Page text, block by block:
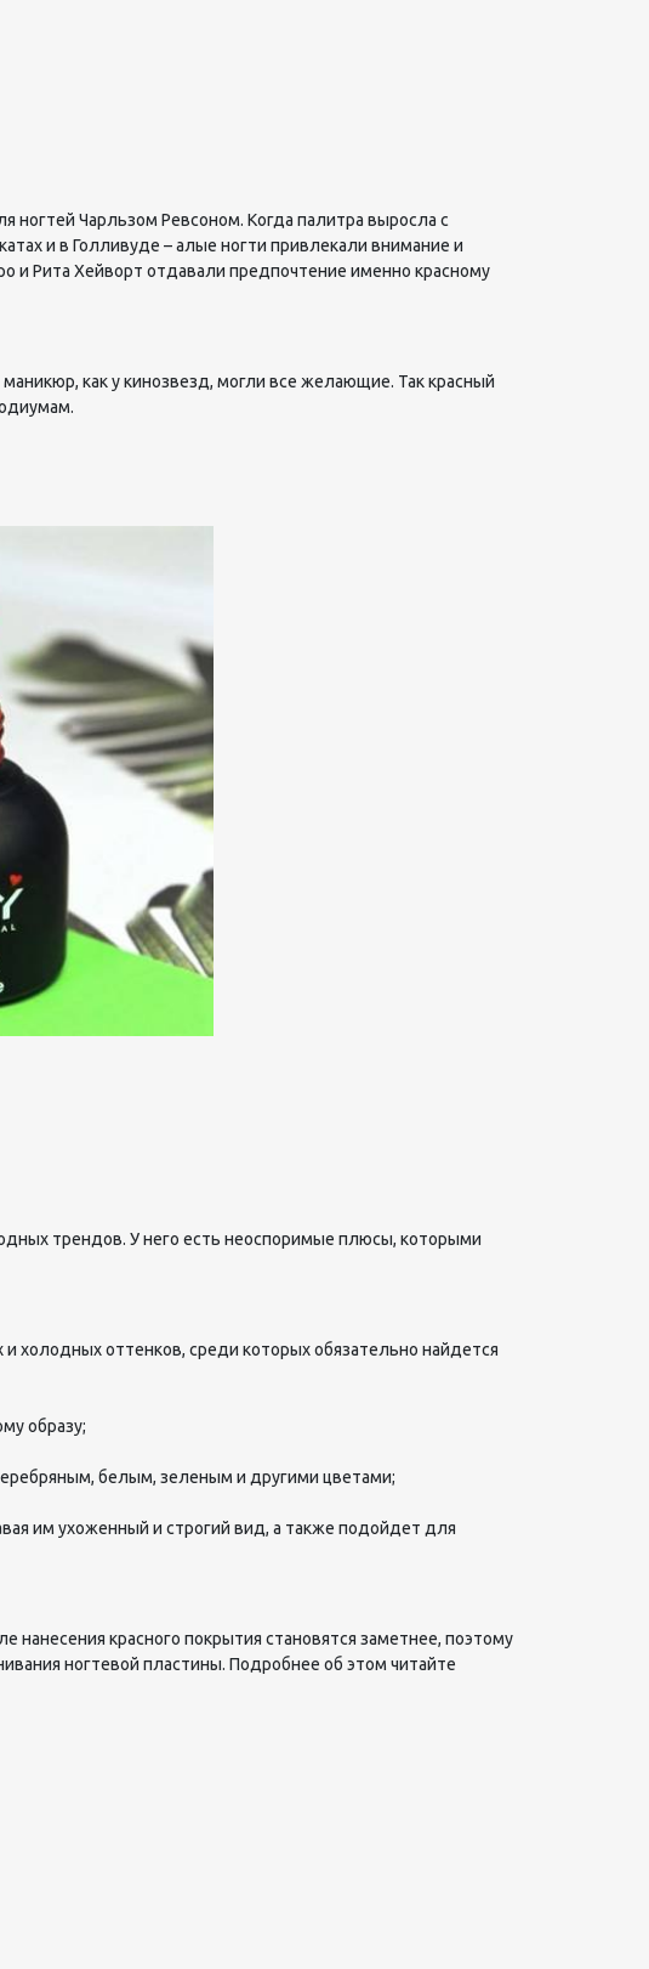
Чарльзом Ревсоном. Когда палитра выросла с
и в Голливуде – алые ногти привлекали внимание и
и Рита Хейворт отдавали предпочтение именно красному
как у кинозвезд, могли все желающие. Так красный
трендов. У него есть неоспоримые плюсы, которыми
холодных оттенков, среди которых обязательно найдется
образу;
белым, зеленым и другими цветами;
им ухоженный и строгий вид, а также подойдет для
красного покрытия становятся заметнее, поэтому
ногтевой пластины. Подробнее об этом читайте